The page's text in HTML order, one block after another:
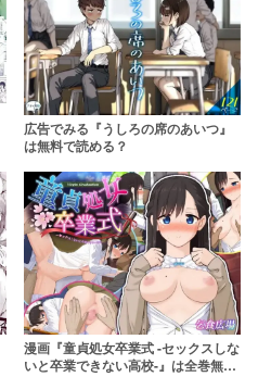
広告でみる『うしろの席のあいつ』
は無料で読める？
漫画『童貞処女卒業式 -セックスしな
いと卒業できない高校-』は全巻無料